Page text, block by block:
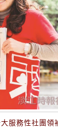
服務性社團領